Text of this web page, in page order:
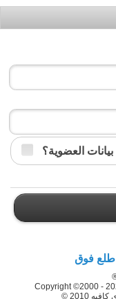
العضوية؟
اطلع فوق
Copyright ©2000 -
2010 ©